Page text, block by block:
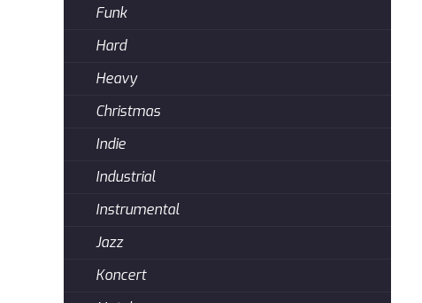
Funk
Hard
Heavy
Christmas
Indie
Industrial
Instrumental
Jazz
Koncert